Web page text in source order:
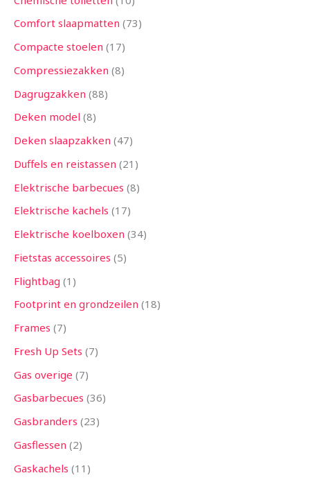
Comfort slaapmatten 73
Compacte stoelen 17
Compressiezakken 8
Dagrugzakken 88
Deken model 8
Deken slaapzakken 47
Duffels en reistassen 21
Elektrische barbecues 8
Elektrische kachels 17
Elektrische koelboxen 34
Fietstas accessoires 5
Flightbag 1
Footprint en grondzeilen 18
Frames 7
Fresh Up Sets 7
Gas overige 7
Gasbarbecues 36
Gasbranders 23
Gasflessen 2
Gaskachels 11